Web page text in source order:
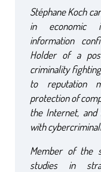
Stéphane Koch
in economic
information
Holder of a
criminality
to reputation
protection of
the Internet, and
with
Member of the
studies in